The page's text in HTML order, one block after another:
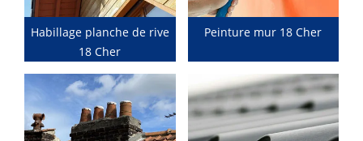
Habillage planche de rive
18 Cher
Peinture mur 18 Cher